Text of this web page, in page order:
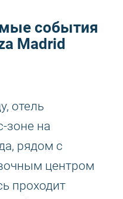
события
Madrid
отель
на
рядом с
центром
проходит